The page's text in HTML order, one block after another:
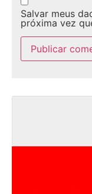
Salvar meus
próxima vez